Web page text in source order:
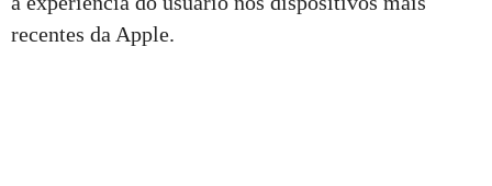
recentes da Apple.